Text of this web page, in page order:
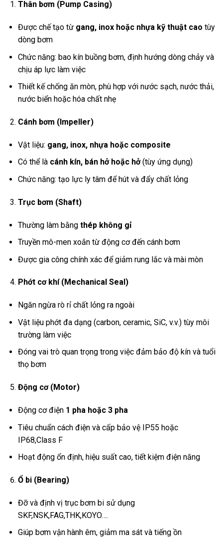
Thân bơm (Pump Casing)
Được chế tạo từ gang, inox hoặc nhựa kỹ thuật cao tùy
dòng bơm
Chức năng: bao kín buồng bơm, định hướng dòng chảy và
chịu áp lực làm việc
Thiết kế chống ăn mòn, phù hợp với nước sạch, nước thải,
nước biển hoặc hóa chất nhẹ
Cánh bơm (Impeller)
Vật liệu: gang, inox, nhựa hoặc composite
Có thể là cánh kín, bán hở hoặc hở(tùy ứng dụng)
Chức năng: tạo lực ly tâm để hút và đẩy chất lỏng
Trục bơm (Shaft)
Thường làm bằng thép không gỉ
Truyền mô-men xoắn từ động cơ đến cánh bơm
Được gia công chính xác để giảm rung lắc và mài mòn
Phớt cơ khí (Mechanical Seal)
Ngăn ngừa rò rỉ chất lỏng ra ngoài
Vật liệu phớt đa dạng (carbon, ceramic, SiC, v.v.) tùy môi
trường làm việc
Đóng vai trò quan trọng trong việc đảm bảo độ kín và tuổi
thọ bơm
Động cơ (Motor)
Động cơ điện 1 pha hoặc 3 pha
Tiêu chuẩn cách điện và cấp bảo vệ IP55 hoặc
IP68,Class F
Hoạt động ổn định, hiệu suất cao, tiết kiệm điện năng
Ổ bi (Bearing)
Đỡ và định vị trục bơm bi sử dụng
SKF,NSK,FAG,THK,KOYO….
Giúp bơm vận hành êm, giảm ma sát và tiếng ồn